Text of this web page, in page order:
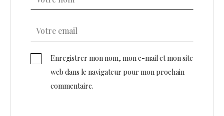
Enregistrer mon nom, mon e-mail et mon site
web dans le navigateur pour mon prochain
commentaire.